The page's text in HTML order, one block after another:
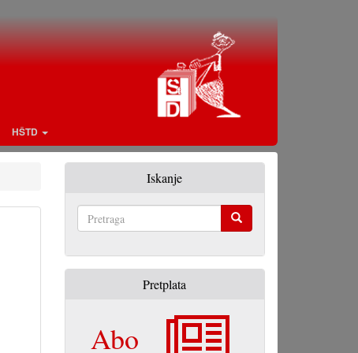
HŠTD
Iskanje
Pretplata
Abo